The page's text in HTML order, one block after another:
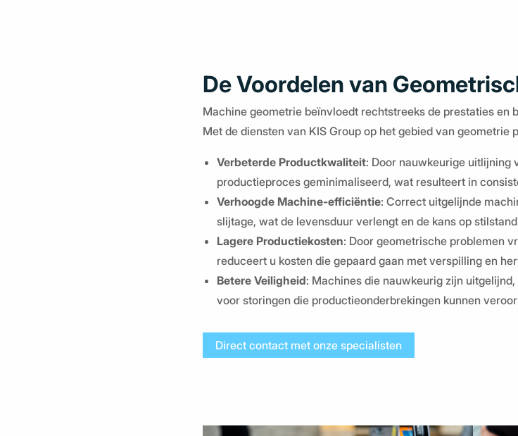
De Voordelen van
Machine geometrie beïnvloedt rechtstreeks de prestaties en
Met de diensten van KIS Group op het gebied van
Verbeterde Productkwaliteit: Door nauwkeurige uitlijning
productieproces geminimaliseerd, wat resulteert in
Verhoogde Machine-efficiëntie: Correct uitgelijnde
slijtage, wat de levensduur verlengt en de kans op
Lagere Productiekosten: Door geometrische problemen
reduceert u kosten die gepaard gaan met verspilling en
Betere Veiligheid: Machines die nauwkeurig zijn
voor storingen die productieonderbrekingen kunnen
Direct contact met onze specialisten